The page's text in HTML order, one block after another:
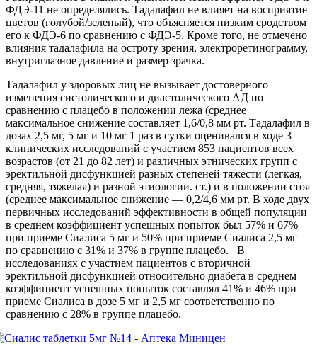
ФДЭ-11 не определялись. Тадалафил не влияет на восприятие
цветов (голубой/зеленый), что объясняется низким сродством
его к ФДЭ-6 по сравнению с ФДЭ-5. Кроме того, не отмечено
влияния тадалафила на остроту зрения, электроретинограмму,
внутриглазное давление и размер зрачка.
Тадалафил у здоровых лиц не вызывает достоверного
изменения систолического и диастолического АД по
сравнению с плацебо в положении лежа (среднее
максимальное снижение составляет 1,6/0,8 мм рт. Тадалафил в
дозах 2,5 мг, 5 мг и 10 мг 1 раз в сутки оценивался в ходе 3
клинических исследований с участием 853 пациентов всех
возрастов (от 21 до 82 лет) и различных этнических групп с
эректильной дисфункцией разных степеней тяжести (легкая,
средняя, тяжелая) и разной этиологии. ст.) и в положении стоя
(среднее максимальное снижение — 0,2/4,6 мм рт. В ходе двух
первичных исследований эффективности в общей популяции
в среднем коэффициент успешных попыток был 57% и 67%
при приеме Сиалиса 5 мг и 50% при приеме Сиалиса 2,5 мг
по сравнению с 31% и 37% в группе плацебо. В
исследованиях с участием пациентов с вторичной
эректильной дисфункцией относительно диабета в среднем
коэффициент успешных попыток составлял 41% и 46% при
приеме Сиалиса в дозе 5 мг и 2,5 мг соответственно по
сравнению с 28% в группе плацебо.